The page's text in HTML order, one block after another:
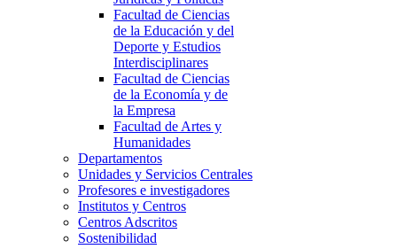
Facultad de Ciencias
de la Educación y del
Deporte y Estudios
Interdisciplinares
Facultad de Ciencias
de la Economía y de
la Empresa
Facultad de Artes y
Humanidades
Departamentos
Unidades y Servicios Centrales
Profesores e investigadores
Institutos y Centros
Centros Adscritos
Sostenibilidad